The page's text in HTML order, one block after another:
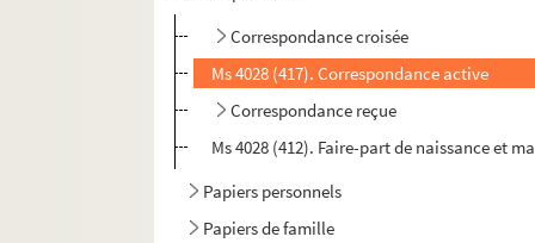
Correspondance croisée
Ms 4028 (417). Correspondance active
Correspondance reçue
Ms 4028 (412). Faire-part de naissance et
Papiers personnels
Papiers de famille